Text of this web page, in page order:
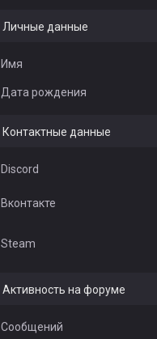
Личные данные
Имя
Дата рождения
Контактные данные
Discord
Вконтакте
Steam
Активность на форуме
Сообщений